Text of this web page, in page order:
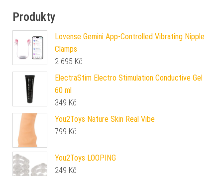
Produkty
Lovense Gemini App-Controlled Vibrating Nipple
Clamps
2 695 Kč
ElectraStim Electro Stimulation Conductive Gel
60 ml
349 Kč
You2Toys Nature Skin Real Vibe
799 Kč
You2Toys LOOPING
249 Kč